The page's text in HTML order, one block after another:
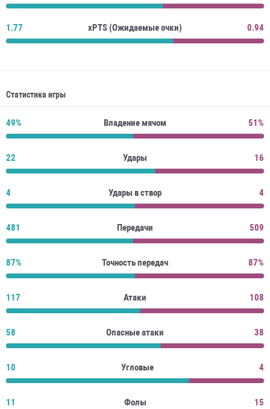
1.77 xPTS (Ожидаемые очки) 0.94
Статистика игры
49% Владение мячом 51%
22 Удары 16
4 Удары в створ 4
481 Передачи 509
87% Точность передач 87%
117 Атаки 108
58 Опасные атаки 38
10 Угловые 4
11 Фолы 15